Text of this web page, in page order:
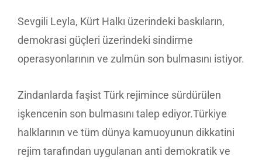
Sevgili Leyla, Kürt Halkı üzerindeki baskıların,
demokrasi güçleri üzerindeki sindirme
operasyonlarının ve zulmün son bulmasını istiyor.
Zindanlarda faşist Türk rejimince sürdürülen
işkencenin son bulmasını talep ediyor.Türkiye
halklarının ve tüm dünya kamuoyunun dikkatini
rejim tarafından uygulanan anti demokratik ve